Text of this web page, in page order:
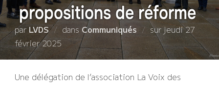
propositions de réforme
parLVDS dans Communiqués sur Publié
le
jeudi 27
février 2025
Une délégation de l’association La Voix des